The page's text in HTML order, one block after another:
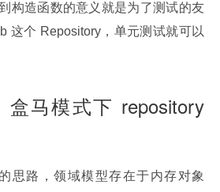
构造函数的意义就是为了测试的友
这个 Repository，单元测试就可以
马模式下 repository
思路，领域模型存在于内存对象